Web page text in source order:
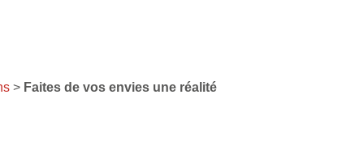
> Faites de vos envies une réalité